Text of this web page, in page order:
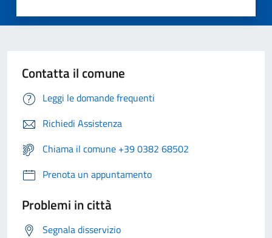
Contatta il comune
Leggi le domande frequenti
Richiedi Assistenza
Chiama il comune +39 0382 68502
Prenota un appuntamento
Problemi in città
Segnala disservizio